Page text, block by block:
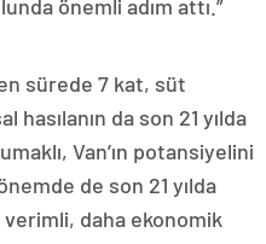
önemli adım attı.”
sürede 7 kat, süt
hasılanın da son 21 yılda
Van’ın potansiyelini
de son 21 yılda
verimli, daha ekonomik